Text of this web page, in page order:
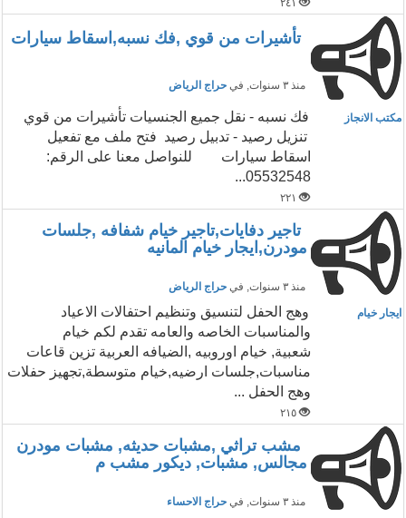
٢٤١
تأشيرات من قوي ,فك نسبه,اسقاط سيارات
منذ ٣ سنوات , في حراج الرياض
مكتب الانجاز
فك نسبه - نقل جميع الجنسيات تأشيرات من قوي
تنزيل رصيد - تدبيل رصيد فتح ملف مع تفعيل
اسقاط سيارات للنواصل معنا على الرقم:
05532548...
٢٢١
تاجير دفايات,تاجير خيام شفافه ,جلسات
مودرن,ايجار خيام المانيه
منذ ٣ سنوات , في حراج الرياض
ايجار خيام
وهج الحفل لتنسيق وتنظيم احتفالات الاعياد
والمناسبات الخاصه والعامه تقدم لكم خيام
شعبية, خيام اوروبيه ,الضيافه العربية تزين قاعات
مناسبات,جلسات ارضيه,خيام متوسطة,تجهيز حفلات
وهج الحفل ...
٢١٥
مشب تراثي ,مشبات حديثه, مشبات مودرن
مجالس, مشبات, ديكور مشب م
منذ ٣ سنوات , في حراج الاحساء